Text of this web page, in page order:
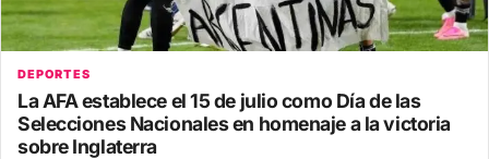
DEPORTES
La AFA establece el 15 de julio como Día de las
Selecciones Nacionales en homenaje a la victoria
sobre Inglaterra